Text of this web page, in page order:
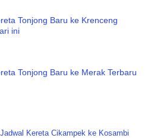
Tonjong Baru ke Krenceng
ini
Tonjong Baru ke Merak Terbaru
Jadwal Kereta Cikampek ke Kosambi